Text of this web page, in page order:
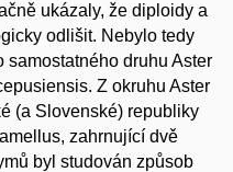
ukázaly, že diploidy a
odlišit. Nebylo tedy
druhu Aster
Z okruhu Aster
(a Slovenské) republiky
zahrnující dvě
byl studován způsob